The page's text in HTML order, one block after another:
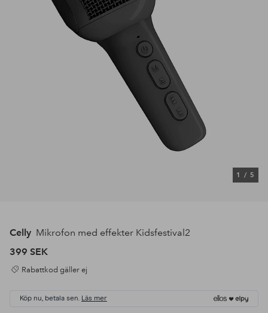
1 / 5
Celly Mikrofon med effekter Kidsfestival2
399 SEK
Rabattkod gäller ej
Köp nu, betala sen. Läs mer